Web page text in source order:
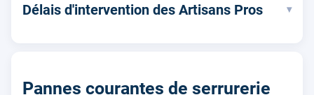
Délais d'intervention des Artisans Pros ▾
Pannes courantes de serrurerie